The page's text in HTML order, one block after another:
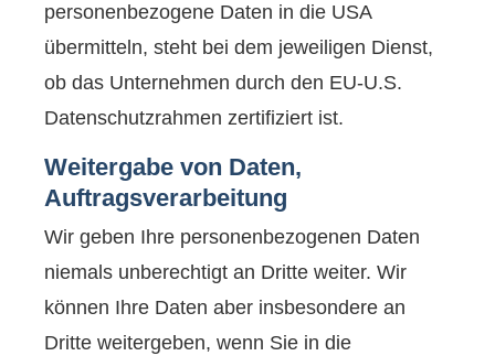
personenbezogene Daten in die USA
übermitteln, steht bei dem jeweiligen Dienst,
ob das Unternehmen durch den EU-U.S.
Datenschutzrahmen zertifiziert ist.
Weitergabe von Daten,
Auftragsverarbeitung
Wir geben Ihre personenbezogenen Daten
niemals unberechtigt an Dritte weiter. Wir
können Ihre Daten aber insbesondere an
Dritte weitergeben, wenn Sie in die